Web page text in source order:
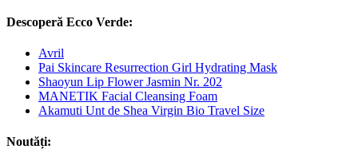
Descoperă Ecco Verde:
Avril
Pai Skincare Resurrection Girl Hydrating Mask
Shaoyun Lip Flower Jasmin Nr. 202
MANETIK Facial Cleansing Foam
Akamuti Unt de Shea Virgin Bio Travel Size
Noutăți: